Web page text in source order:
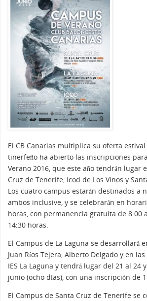
El CB Canarias multiplica su oferta
tinerfeño ha abierto las inscripciones
Verano 2016, que este año tendrán lugar
Cruz de Tenerife, Icod de Los Vinos y
Los cuatro campus estarán destinados a
ambos inclusive, y se celebrarán en
horas, con permanencia gratuita de 8:00
14:30 horas.
El Campus de La Laguna se desarrollará
Juan Ríos Tejera, Alberto Delgado y en
IES La Laguna y tendrá lugar del 21 al 24
junio (ocho días), con una inscripción de
El Campus de Santa Cruz de Tenerife se